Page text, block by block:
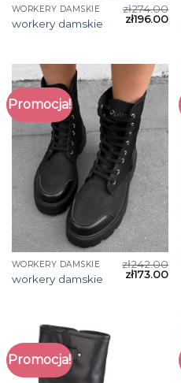
WORKERY DAMSKIE
workery damskie
zł274.00
zł196.00
Promocja!
WORKERY DAMSKIE
workery damskie
zł242.00
zł173.00
Promocja!